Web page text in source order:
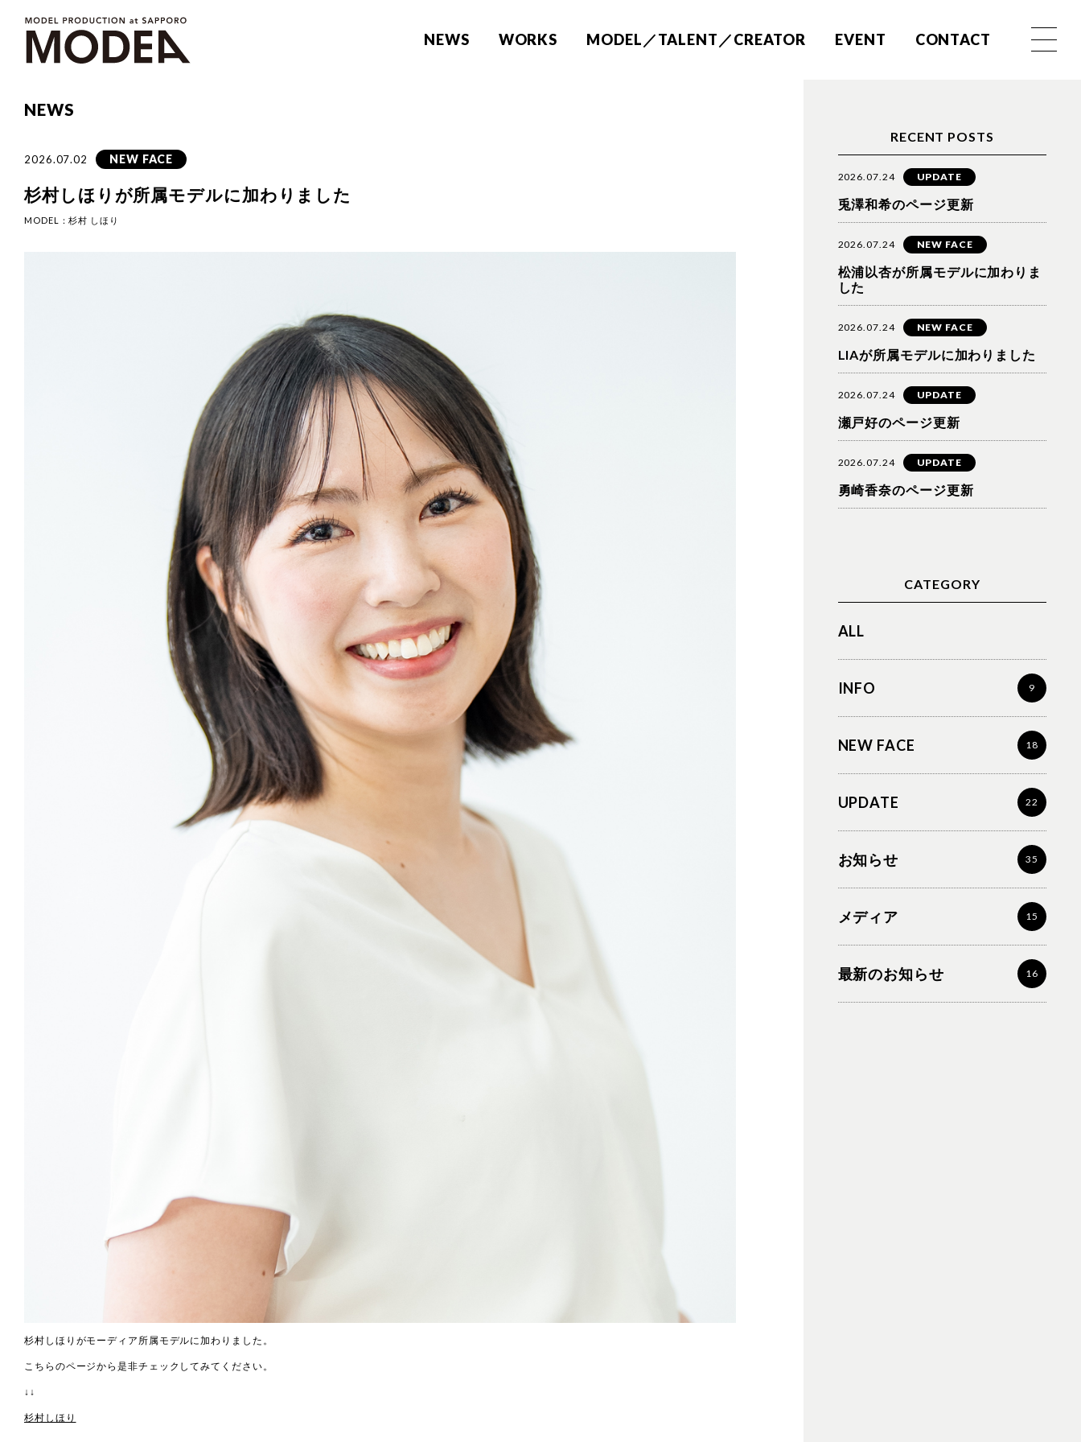
NEWS WORKS MODEL／TALENT／CREATOR EVENT CONTACT
NEWS
2026.07.02 NEW FACE
杉村しほりが所属モデルに加わりました
MODEL：杉村 しほり
杉村しほりがモーディア所属モデルに加わりました。
こちらのページから是非チェックしてみてください。
↓↓
杉村しほり
RECENT POSTS
2026.07.24 UPDATE
兎澤和希のページ更新
2026.07.24 NEW FACE
松浦以杏が所属モデルに加わりま
した
2026.07.24 NEW FACE
LIAが所属モデルに加わりました
2026.07.24 UPDATE
瀬戸好のページ更新
2026.07.24 UPDATE
勇崎香奈のページ更新
CATEGORY
ALL
INFO 9
NEW FACE 18
UPDATE 22
お知らせ 35
メディア 15
最新のお知らせ 16